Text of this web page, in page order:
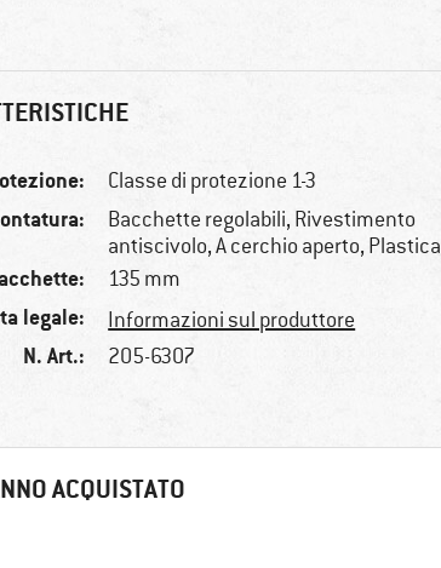
Classe di protezione 1-3
Bacchette regolabili, Rivestimento
antiscivolo, A cerchio aperto, Plastica
135 mm
legale: Informazioni sul produttore
N. Art.: 205-6307
ACQUISTATO